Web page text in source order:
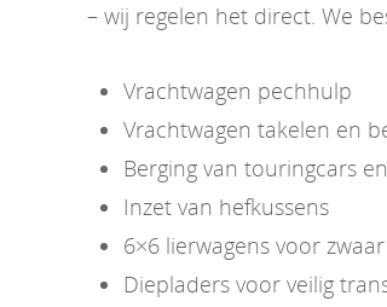
– wij regelen het direct. We
Vrachtwagen pechhulp
Vrachtwagen takelen en
Berging van touringcars
Inzet van hefkussens
6×6 lierwagens voor
Diepladers voor veilig